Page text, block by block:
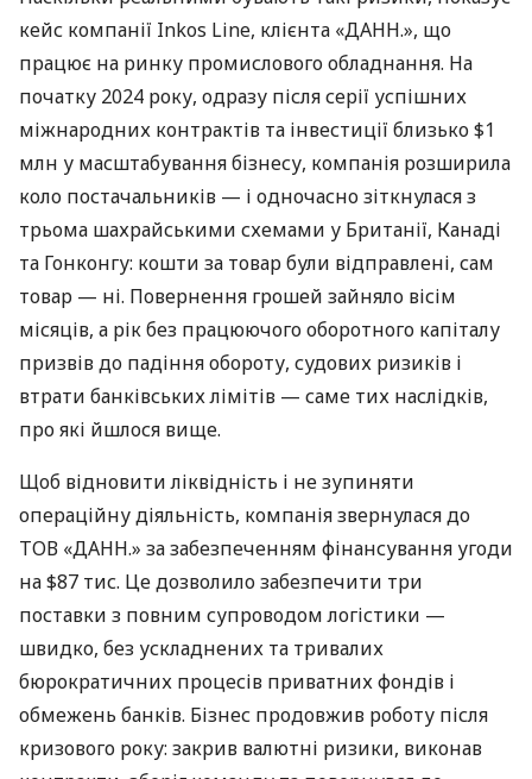
кейс компанії Inkos Line, клієнта «ДАНН.», що
працює на ринку промислового обладнання. На
початку 2024 року, одразу після серії успішних
міжнародних контрактів та інвестиції близько $1
млн у масштабування бізнесу, компанія розширила
коло постачальників — і одночасно зіткнулася з
трьома шахрайськими схемами у Британії, Канаді
та Гонконгу: кошти за товар були відправлені, сам
товар — ні. Повернення грошей зайняло вісім
місяців, а рік без працюючого оборотного капіталу
призвів до падіння обороту, судових ризиків і
втрати банківських лімітів — саме тих наслідків,
про які йшлося вище.
Щоб відновити ліквідність і не зупиняти
операційну діяльність, компанія звернулася до
ТОВ «ДАНН.» за забезпеченням фінансування угоди
на $87 тис. Це дозволило забезпечити три
поставки з повним супроводом логістики —
швидко, без ускладнених та тривалих
бюрократичних процесів приватних фондів і
обмежень банків. Бізнес продовжив роботу після
кризового року: закрив валютні ризики, виконав